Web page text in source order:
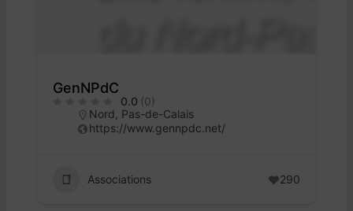
GenNPdC
0.0 (0)
Nord Pas-de-Calais
https://www.gennpdc.net/
Associations 290